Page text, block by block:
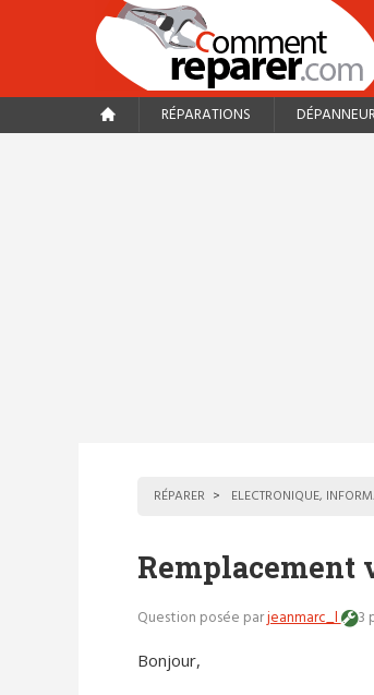
RÉPARATIONS
RÉPARER ELECTRONIQUE,
Remplacement
Question posée parjeanmarc_l 3
Bonjour,